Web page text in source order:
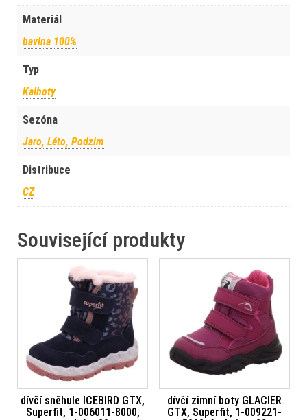
Materiál
bavlna 100%
Typ
Kalhoty
Sezóna
Jaro, Léto, Podzim
Distribuce
CZ
Související produkty
dívčí sněhule ICEBIRD GTX,
Superfit, 1-006011-8000,
dívčí zimní boty GLACIER
GTX, Superfit, 1-009221-